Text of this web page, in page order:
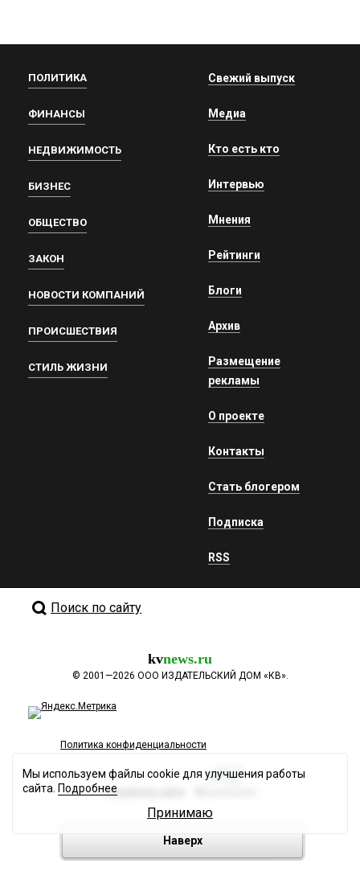
ПОЛИТИКА
ФИНАНСЫ
НЕДВИЖИМОСТЬ
БИЗНЕС
ОБЩЕСТВО
ЗАКОН
НОВОСТИ КОМПАНИЙ
ПРОИСШЕСТВИЯ
СТИЛЬ ЖИЗНИ
Свежий выпуск
Медиа
Кто есть кто
Интервью
Мнения
Рейтинги
Блоги
Архив
Размещение
рекламы
О проекте
Контакты
Стать блогером
Подписка
RSS
Поиск по сайту
kvnews.ru
© 2001—2026 ООО ИЗДАТЕЛЬСКИЙ ДОМ «КВ».
Политика конфиденциальности
Разработка сайта
Наверх
Мы используем файлы cookie для улучшения работы
сайта. Подробнее
Принимаю